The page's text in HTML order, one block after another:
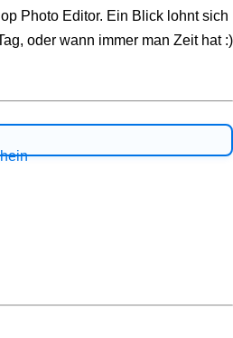
Photo Editor. Ein Blick lohnt sich
oder wann immer man Zeit hat :)